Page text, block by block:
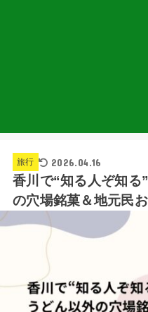
旅行 2026.04.16
香川で“知る人ぞ知る
の穴場銘菓＆地元民